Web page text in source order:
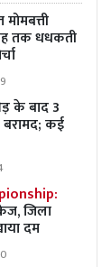
तक धधकती
के बाद 3
बरामद; कई
जिला
दम